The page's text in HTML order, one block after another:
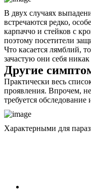
В двух случаях
встречаются редко,
карпаччо и стейков с
поэтому посетители
Что касается лямблий,
зачастую они себя
Другие
Практически весь
проявления. Впрочем,
требуется обследование
Характерными для